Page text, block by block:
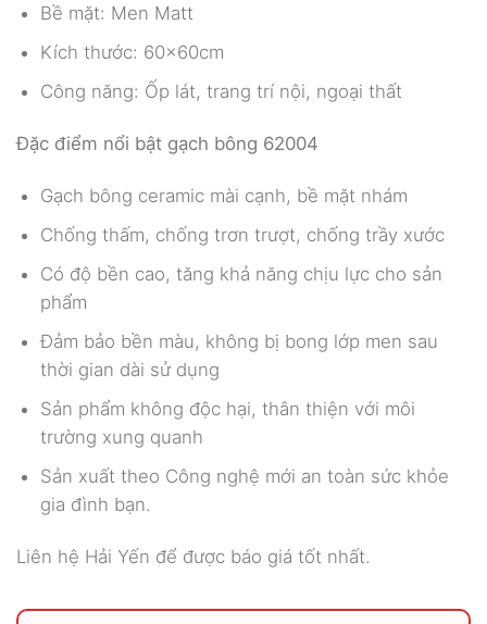
Bề mặt: Men Matt
Kích thước: 60x60cm
Công năng: Ốp lát, trang trí nội, ngoại thất
Đặc điểm nổi bật gạch bông 62004
Gạch bông ceramic mài cạnh, bề mặt nhám
Chống thấm, chống trơn trượt, chống trầy xước
Có độ bền cao, tăng khả năng chịu lực cho sản
phẩm
Đảm bảo bền màu, không bị bong lớp men sau
thời gian dài sử dụng
Sản phẩm không độc hại, thân thiện với môi
trường xung quanh
Sản xuất theo Công nghệ mới an toàn sức khỏe
gia đình bạn.
Liên hệ Hải Yến để được báo giá tốt nhất.